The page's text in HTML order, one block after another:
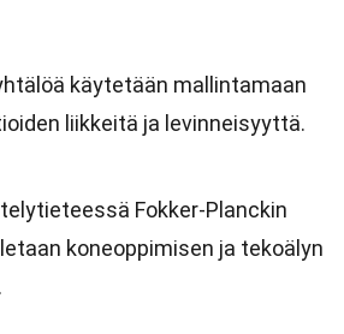
käytetään mallintamaan
liikkeitä ja levinneisyyttä.
Fokker-Planckin
koneoppimisen ja tekoälyn